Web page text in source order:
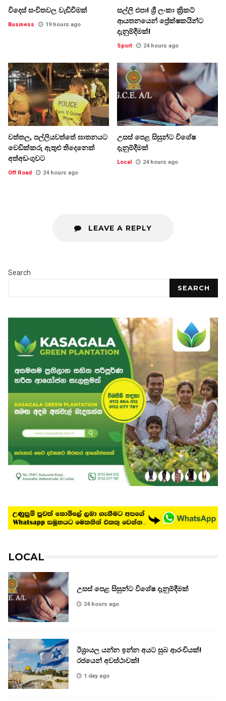
විදෙස් සංචිතවල වැඩිවීමක්
Business 19 hours ago
සල්ලි එපා! ශ්‍රී ලංකා ක්‍රිකට්
ආයතනයෙන් ප්‍රේක්ෂකයින්ට
දැනුම්දීමක්!
Sport 24 hours ago
වත්තල, පල්ලියවත්තේ ඝාතනයට
වෙඩික්කරු ඇතුළු තිදෙනෙක්
අත්අඩංගුවට
Off Road 24 hours ago
උසස් පෙළ සිසුන්ට විශේෂ
දැනුම්දීමක්
Local 24 hours ago
LEAVE A REPLY
Search
SEARCH
LOCAL
උසස් පෙළ සිසුන්ට විශේෂ දැනුම්දීමක්
24 hours ago
ඊශ්‍රායල යන්න ඉන්න අයට සුබ ආරංචියක්!
‍රජයෙන් අවස්ථාවක්!
1 day ago